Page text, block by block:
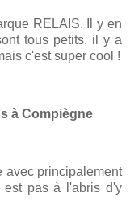
RELAIS. Il y en
tous petits, il y a
c'est super cool !
à Compiègne
avec principalement
est pas à l'abris d'y